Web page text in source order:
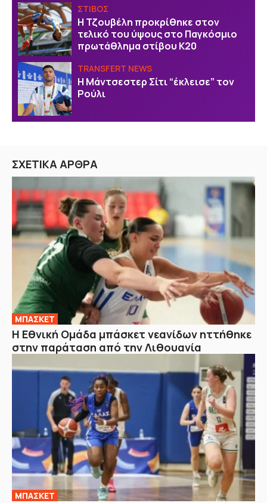
ΣΤΙΒΟΣ
Η Τζουβέλη προκρίθηκε στον
τελικό του ύψους στο Παγκόσμιο
πρωτάθλημα στίβου Κ20
TRANSFERT NEWS
Η Μάντσεστερ Σίτι “έκλεισε” τον
Ρούλι
ΣΧΕΤΙΚΑ ΑΡΘΡΑ
ΜΠΑΣΚΕΤ
Η Εθνική Ομάδα μπάσκετ νεανίδων ηττήθηκε
στην παράταση από την Λιθουανία
ΜΠΑΣΚΕΤ